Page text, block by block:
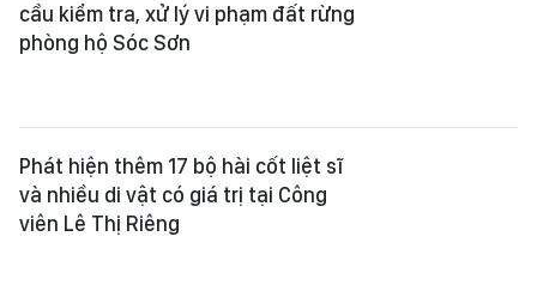
cầu kiểm tra, xử lý vi phạm đất rừng
phòng hộ Sóc Sơn
Phát hiện thêm 17 bộ hài cốt liệt sĩ
và nhiều di vật có giá trị tại Công
viên Lê Thị Riêng